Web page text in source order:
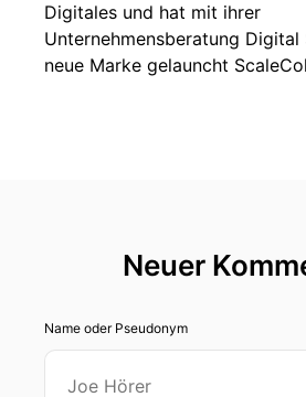
Digitales und hat mit ihrer
Unternehmensberatung
neue Marke gelauncht
Eine Folge für alle, die
Herzlich willkommen zum
Praxiswissen für den
Neuer
Name oder Pseudonym